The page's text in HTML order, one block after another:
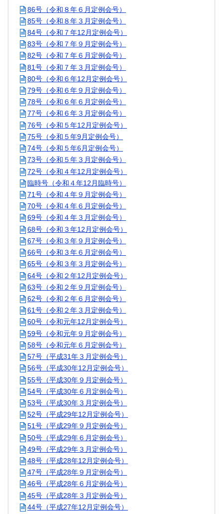
86号（令和８年６月定例会号）
85号（令和８年３月定例会号）
84号（令和７年12月定例会号）
83号（令和７年９月定例会号）
82号（令和７年６月定例会号）
81号（令和７年３月定例会号）
80号（令和６年12月定例会号）
79号（令和６年９月定例会号）
78号（令和６年６月定例会号）
77号（令和６年３月定例会号）
76号（令和５年12月定例会号）
75号（令和５年9月定例会号）
74号（令和５年6月定例会号）
73号（令和５年３月定例会号）
72号（令和４年12月定例会号）
臨時号（令和４年12月臨時号）
71号（令和４年９月定例会号）
70号（令和４年６月定例会号）
69号（令和４年３月定例会号）
68号（令和３年12月定例会号）
67号（令和３年９月定例会号）
66号（令和３年６月定例会号）
65号（令和３年３月定例会号）
64号（令和２年12月定例会号）
63号（令和２年９月定例会号）
62号（令和２年６月定例会号）
61号（令和２年３月定例会号）
60号（令和元年12月定例会号）
59号（令和元年９月定例会号）
58号（令和元年６月定例会号）
57号（平成31年３月定例会号）
56号（平成30年12月定例会号）
55号（平成30年９月定例会号）
54号（平成30年６月定例会号）
53号（平成30年３月定例会号）
52号（平成29年12月定例会号）
51号（平成29年９月定例会号）
50号（平成29年６月定例会号）
49号（平成29年３月定例会号）
48号（平成28年12月定例会号）
47号（平成28年９月定例会号）
46号（平成28年６月定例会号）
45号（平成28年３月定例会号）
44号（平成27年12月定例会号）